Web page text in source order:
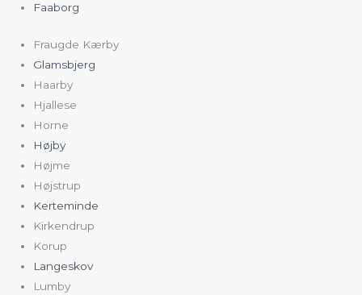
Faaborg
Fraugde Kærby
Glamsbjerg
Haarby
Hjallese
Horne
Højby
Højme
Højstrup
Kerteminde
Kirkendrup
Korup
Langeskov
Lumby